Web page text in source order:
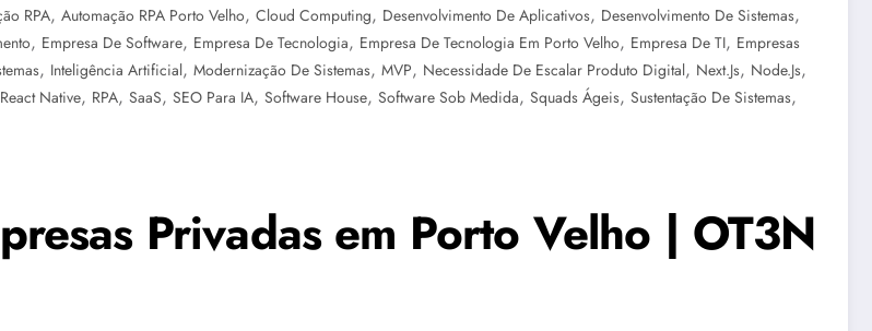
RPA, Automação RPA Porto Velho, Cloud Computing, Desenvolvimento De Aplicativos, Desenvolvimento De Sistemas,
, Empresa De Software, Empresa De Tecnologia, Empresa De Tecnologia Em Porto Velho, Empresa De TI, Empresas
, Inteligência Artificial, Modernização De Sistemas, MVP, Necessidade De Escalar Produto Digital, Next.js, Node.js,
React Native, RPA, SaaS, SEO Para IA, Software House, Software Sob Medida, Squads Ágeis, Sustentação De Sistemas,
Privadas em Porto Velho | OT3N